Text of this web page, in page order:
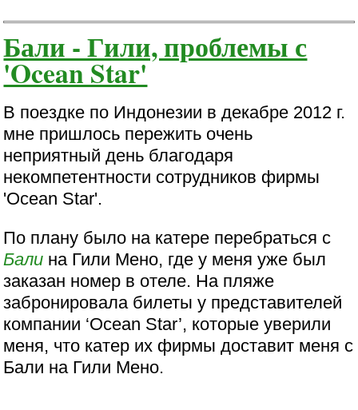
Бали - Гили, проблемы с
'Ocean Star'
В поездке по Индонезии в декабре 2012 г.
мне пришлось пережить очень
неприятный день благодаря
некомпетентности сотрудников фирмы
'Ocean Star'.
По плану было на катере перебраться с
Бали на Гили Мено, где у меня уже был
заказан номер в отеле. На пляже
забронировала билеты у представителей
компании ‘Ocean Star’, которые уверили
меня, что катер их фирмы доставит меня с
Бали на Гили Мено.